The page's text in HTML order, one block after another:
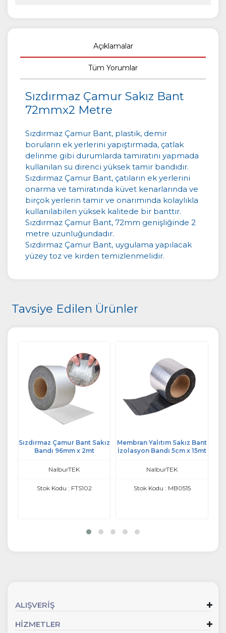
Açıklamalar
Tüm Yorumlar
Sızdırmaz Çamur Sakız Bant
72mmx2 Metre
Sızdırmaz Çamur Bant, plastik, demir
boruların ek yerlerini yapıştırmada, çatlak
delinme gibi durumlarda tamiratını yapmada
kullanılan su direnci yüksek tamir bandıdır.
Sızdırmaz Çamur Bant, çatıların ek yerlerini
onarma ve tamiratında küvet kenarlarında ve
birçok yerlerin tamir ve onarımında kolaylıkla
kullanılabilen yüksek kalitede bir banttır.
Sızdırmaz Çamur Bant, 72mm genişliğinde 2
metre uzunluğundadır.
Sızdırmaz Çamur Bant, uygulama yapılacak
yüzey toz ve kirden temizlenmelidir.
Tavsiye Edilen Ürünler
Sızdırmaz Çamur Bant Sakız
Bandı 96mm x 2mt
NalburTEK
Stok Kodu : FTS102
Membran Yalıtım Sakız Bant
İzolasyon Bandı 5cm x 15mt
NalburTEK
Stok Kodu : MB0515
ALIŞVERİŞ
HİZMETLER